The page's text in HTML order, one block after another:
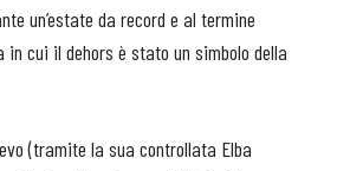
un’estate da record e al termine
in cui il dehors è stato un simbolo della
(tramite la sua controllata Elba